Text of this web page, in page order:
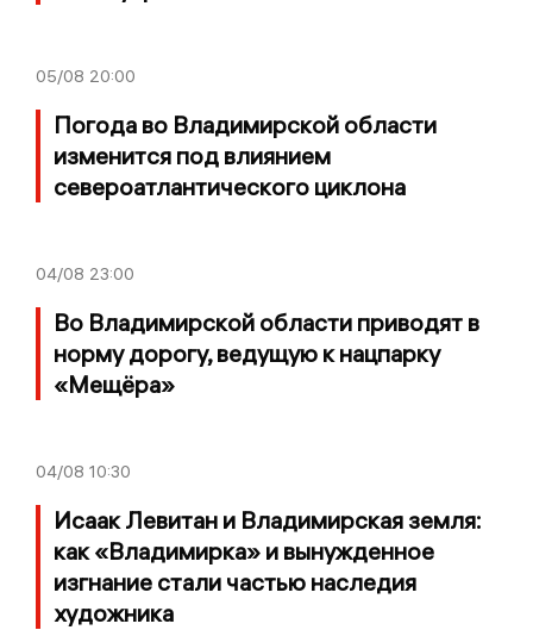
05/08 20:00
Погода во Владимирской области
изменится под влиянием
североатлантического циклона
04/08 23:00
Во Владимирской области приводят в
норму дорогу, ведущую к нацпарку
«Мещёра»
04/08 10:30
Исаак Левитан и Владимирская земля:
как «Владимирка» и вынужденное
изгнание стали частью наследия
художника